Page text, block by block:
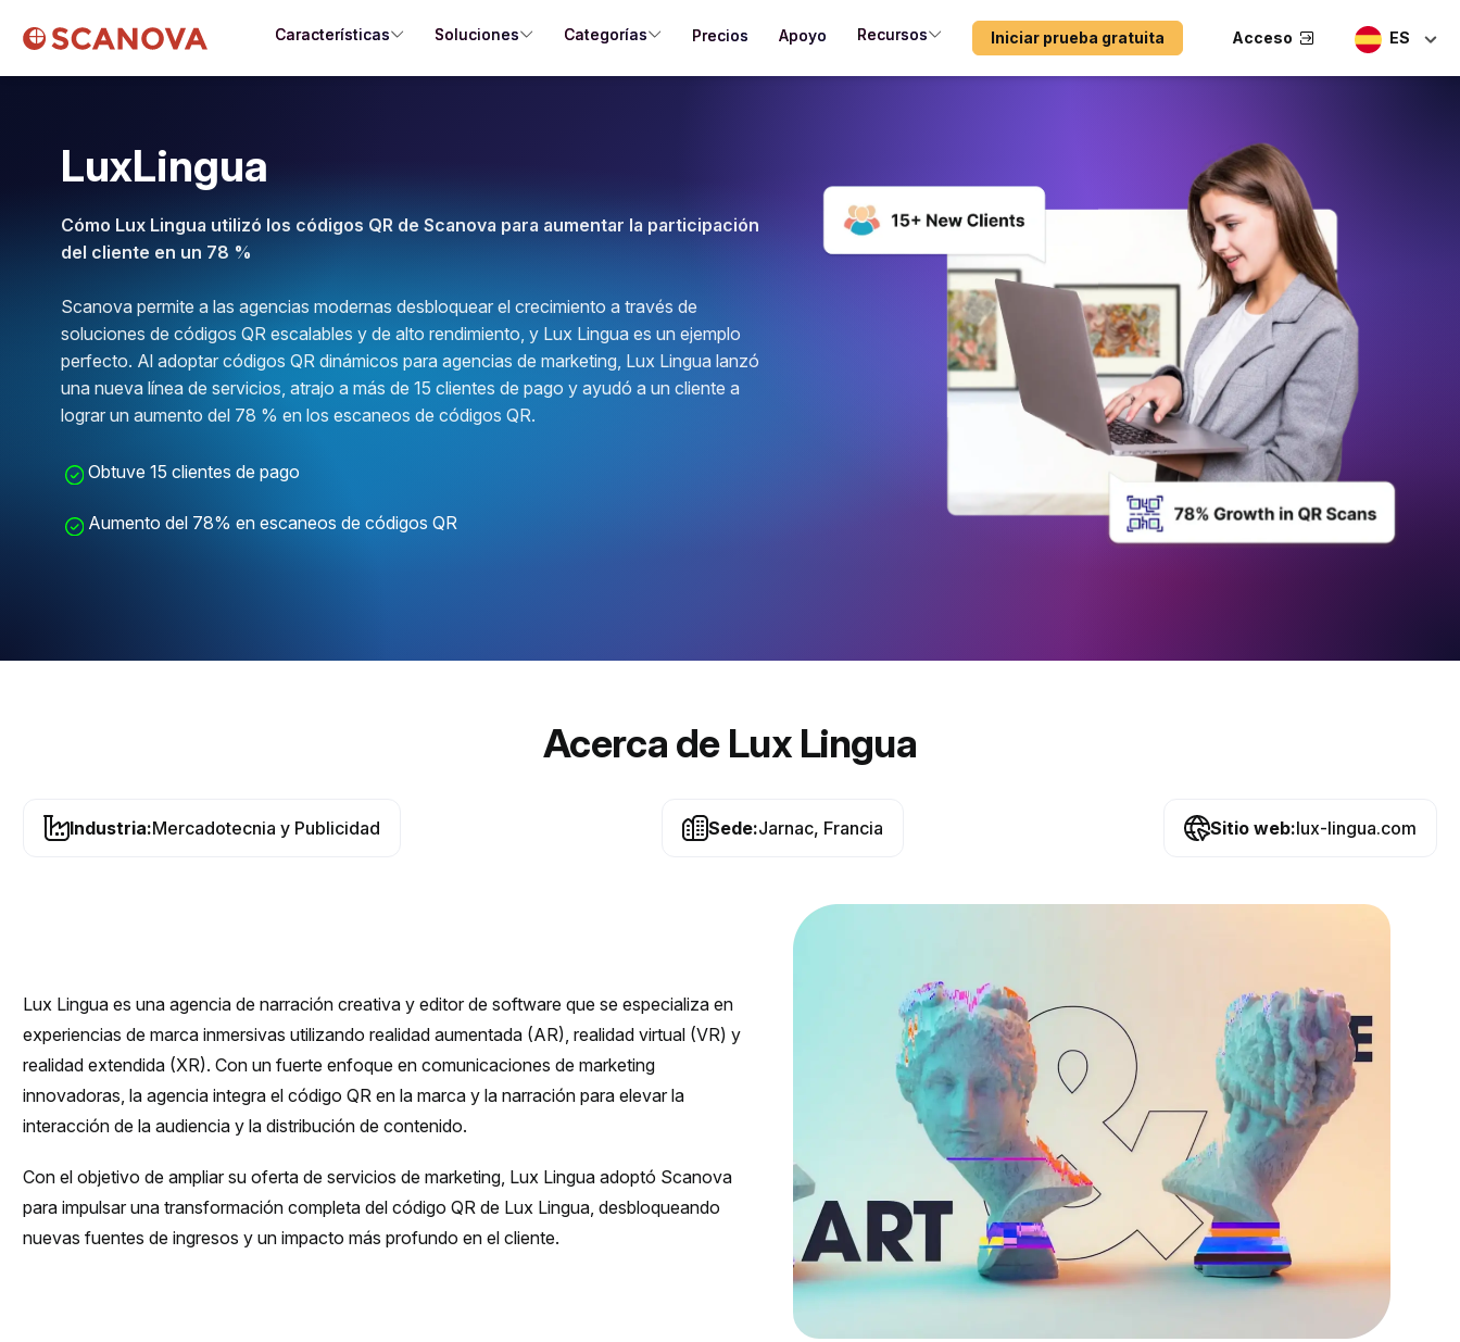
Características Soluciones Categorías Precios Apoyo Recursos Iniciar prueba gratuita Acceso ES
LuxLingua
Cómo Lux Lingua utilizó los códigos QR de Scanova para aumentar la participación
del cliente en un 78 %
Scanova permite a las agencias modernas desbloquear el crecimiento a través de
soluciones de códigos QR escalables y de alto rendimiento, y Lux Lingua es un ejemplo
perfecto. Al adoptar códigos QR dinámicos para agencias de marketing, Lux Lingua lanzó
una nueva línea de servicios, atrajo a más de 15 clientes de pago y ayudó a un cliente a
lograr un aumento del 78 % en los escaneos de códigos QR.
Obtuve 15 clientes de pago
Aumento del 78% en escaneos de códigos QR
Acerca de Lux Lingua
Industria:Mercadotecnia y Publicidad Sede:Jarnac, Francia Sitio web:lux-lingua.com
Lux Lingua es una agencia de narración creativa y editor de software que se especializa en
experiencias de marca inmersivas utilizando realidad aumentada (AR), realidad virtual (VR) y
realidad extendida (XR). Con un fuerte enfoque en comunicaciones de marketing
innovadoras, la agencia integra el código QR en la marca y la narración para elevar la
interacción de la audiencia y la distribución de contenido.
Con el objetivo de ampliar su oferta de servicios de marketing, Lux Lingua adoptó Scanova
para impulsar una transformación completa del código QR de Lux Lingua, desbloqueando
nuevas fuentes de ingresos y un impacto más profundo en el cliente.